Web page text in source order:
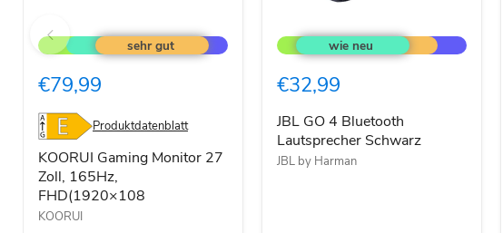
Gaming
Monitor
Zoll,
FHD(1920×108
€79,99
Produktdatenblatt
KOORUI Gaming Monitor 27
Zoll, 165Hz,
FHD(1920×108
KOORUI
GO
4
Lautsprecher
€32,99
JBL GO 4 Bluetooth
Lautsprecher Schwarz
JBL by Harman